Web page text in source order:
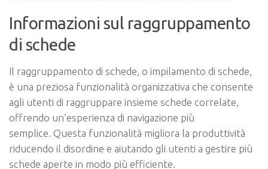
Informazioni sul raggruppamento
di schede
Il raggruppamento di schede, o impilamento di schede,
è una preziosa funzionalità organizzativa che consente
agli utenti di raggruppare insieme schede correlate,
offrendo un’esperienza di navigazione più
semplice. Questa funzionalità migliora la produttività
riducendo il disordine e aiutando gli utenti a gestire più
schede aperte in modo più efficiente.